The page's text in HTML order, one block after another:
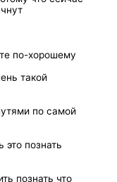
по-хорошему
такой
по самой
это познать
познать что